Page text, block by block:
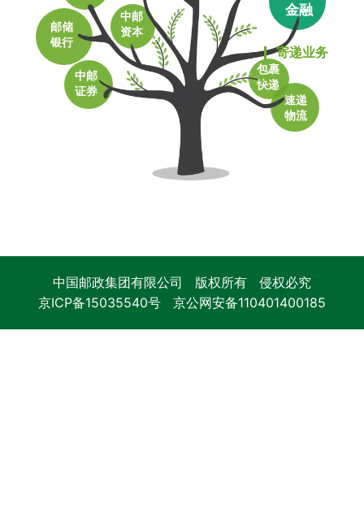
中邮
证券
邮储
银行
中邮
资本
金融
寄递业务
包裹
快递
速递
物流
中国邮政集团有限公司 版权所有 侵权必究
京ICP备15035540号 京公网安备110401400185